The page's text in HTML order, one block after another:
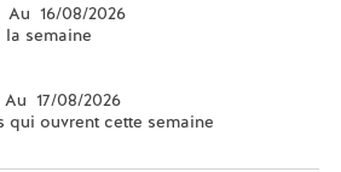
Au 16/08/2026
la semaine
17/08/2026
qui ouvrent cette semaine